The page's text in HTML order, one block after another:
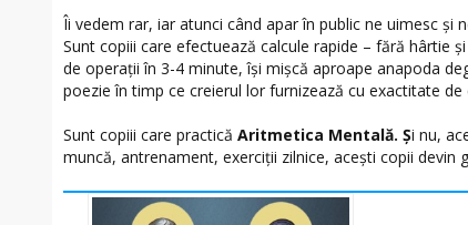
Îi vedem rar, iar atunci când apar în public ne uimesc și
Sunt copiii care efectuează calcule rapide – fără hârtie
de operații în 3-4 minute, își mișcă aproape anapoda
poezie în timp ce creierul lor furnizează cu exactitate
Sunt copiii care practică Aritmetica Mentală. Și nu,
muncă, antrenament, exerciții zilnice, acești copii devin